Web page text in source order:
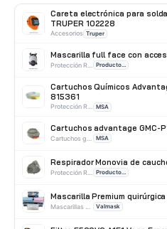
Careta electrónica para
TRUPER 102228
Accesorios Truper
Mascarilla full face con
Producto Importado
Cartuchos Químicos
815361
MSA
Cartuchos advantage GMC-
MSA
Respirador Monovia de
Producto Importado
Mascarilla Premium
Valmask